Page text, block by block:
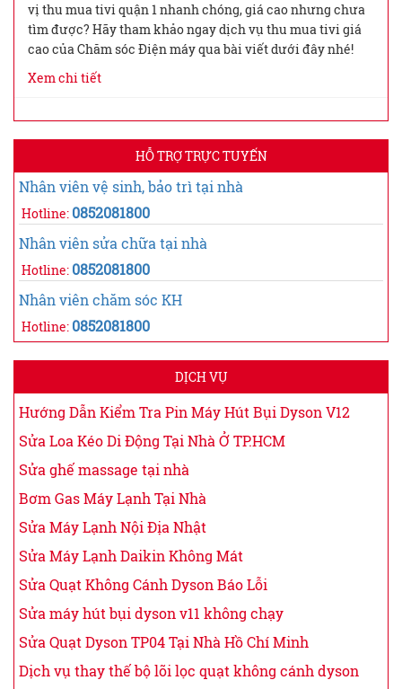
vị thu mua tivi quận 1 nhanh chóng, giá cao nhưng chưa
tìm được? Hãy tham khảo ngay dịch vụ thu mua tivi giá
cao của Chăm sóc Điện máy qua bài viết dưới đây nhé!
Xem chi tiết
HỖ TRỢ TRỰC TUYẾN
Nhân viên vệ sinh, bảo trì tại nhà
Hotline: 0852081800
Nhân viên sửa chữa tại nhà
Hotline: 0852081800
Nhân viên chăm sóc KH
Hotline: 0852081800
DỊCH VỤ
Hướng Dẫn Kiểm Tra Pin Máy Hút Bụi Dyson V12
Sửa Loa Kéo Di Động Tại Nhà Ở TP.HCM
Sửa ghế massage tại nhà
Bơm Gas Máy Lạnh Tại Nhà
Sửa Máy Lạnh Nội Địa Nhật
Sửa Máy Lạnh Daikin Không Mát
Sửa Quạt Không Cánh Dyson Báo Lỗi
Sửa máy hút bụi dyson v11 không chạy
Sửa Quạt Dyson TP04 Tại Nhà Hồ Chí Minh
Dịch vụ thay thế bộ lõi lọc quạt không cánh dyson